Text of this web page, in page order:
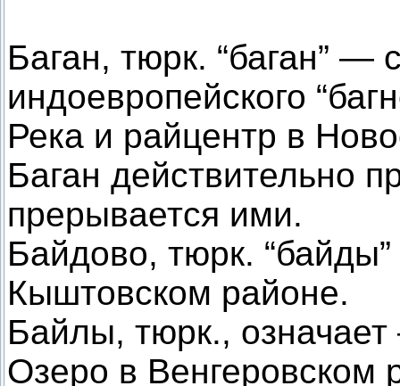
Баган, тюрк. “баган” —
индоевропейского
Река и райцентр в
Баган действительно
прерывается ими.
Байдово, тюрк.
Кыштовском районе.
Байлы, тюрк.,
Озеро в Венгеровском